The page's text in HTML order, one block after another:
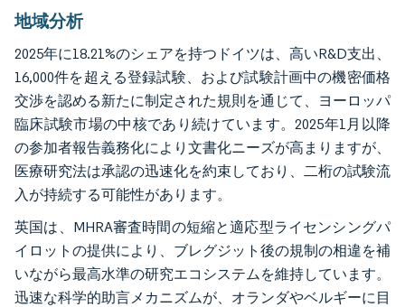
地域分析
2025年に18.21%のシェアを持つドイツは、高いR&D支出、
16,000件を超える登録試験、および試験計画中の機密価格
交渉を認める新たに制定された規則を通じて、ヨーロッパ
臨床試験市場の中核であり続けています。2025年1月以降
の参加者報告義務化により文書化ニーズが高まりますが、
医療研究法は承認の迅速化を約束しており、二桁の試験流
入が持続する可能性があります。
英国は、MHRA審査時間の短縮と適応型ライセンシングパ
イロットの提供により、ブレグジット後の規制の相違を補
いながら最高水準の研究エコシステムを維持しています。
迅速な科学的助言メカニズムが、オランダやベルギーに目